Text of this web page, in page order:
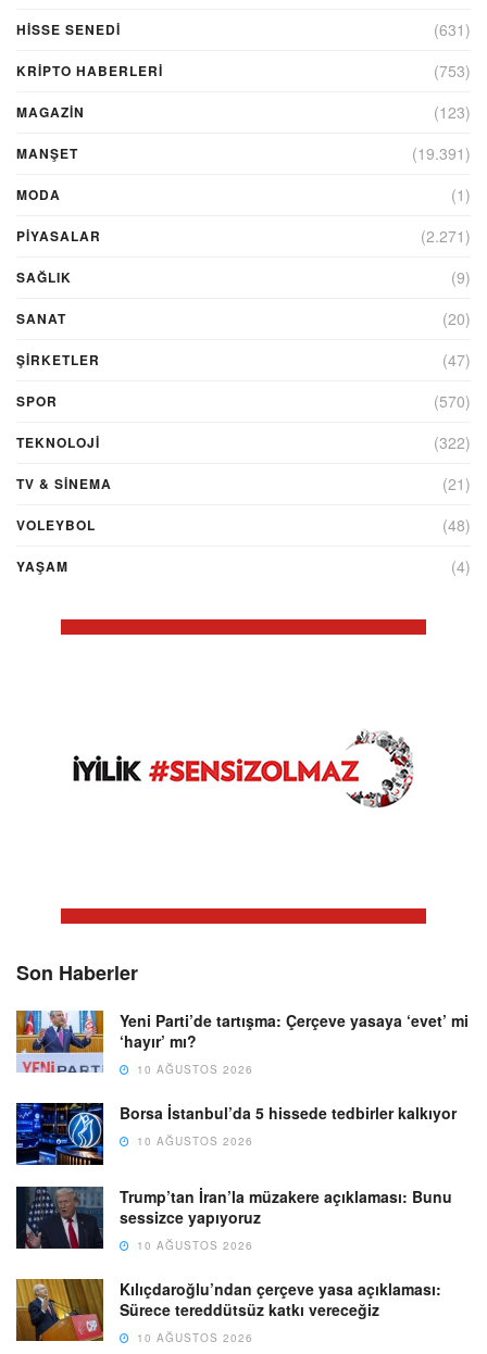
HİSSE SENEDİ (631)
KRIPTO HABERLERI (753)
MAGAZİN (123)
MANŞET (19.391)
MODA (1)
PİYASALAR (2.271)
SAĞLIK (9)
SANAT (20)
ŞIRKETLER (47)
SPOR (570)
TEKNOLOJİ (322)
TV & SINEMA (21)
VOLEYBOL (48)
YAŞAM (4)
Son Haberler
Yeni Parti’de tartışma: Çerçeve yasaya ‘evet’ mi
‘hayır’ mı?
10 AĞUSTOS 2026
Borsa İstanbul’da 5 hissede tedbirler kalkıyor
10 AĞUSTOS 2026
Trump’tan İran’la müzakere açıklaması: Bunu
sessizce yapıyoruz
10 AĞUSTOS 2026
Kılıçdaroğlu’ndan çerçeve yasa açıklaması:
Sürece tereddütsüz katkı vereceğiz
10 AĞUSTOS 2026